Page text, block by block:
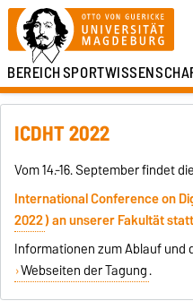
BEREICH
ICDHT 2022
Vom 14.-16. September findet die
International Conference on
2022) an unserer Fakultät
Informationen zum Ablauf und
Webseiten der Tagung.